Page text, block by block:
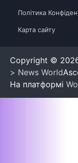
Політика
Карта сайту
Copyright ©
> News World
На платформі